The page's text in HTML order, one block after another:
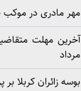
مهر مادری در
آخرین مهلت
مرداد
بوسه زائران کربلا